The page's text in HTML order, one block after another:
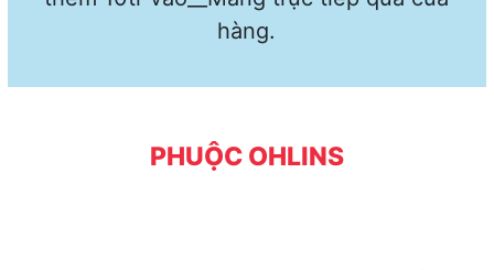
hàng.
PHUỘC OHLINS